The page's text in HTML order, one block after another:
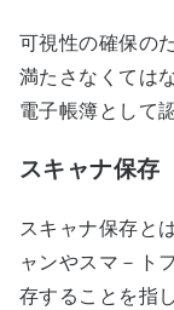
可視性の確保の
満たさなくては
電子帳簿として
スキャナ保存
スキャナ保存と
ャンやスマ－ト
存することを指